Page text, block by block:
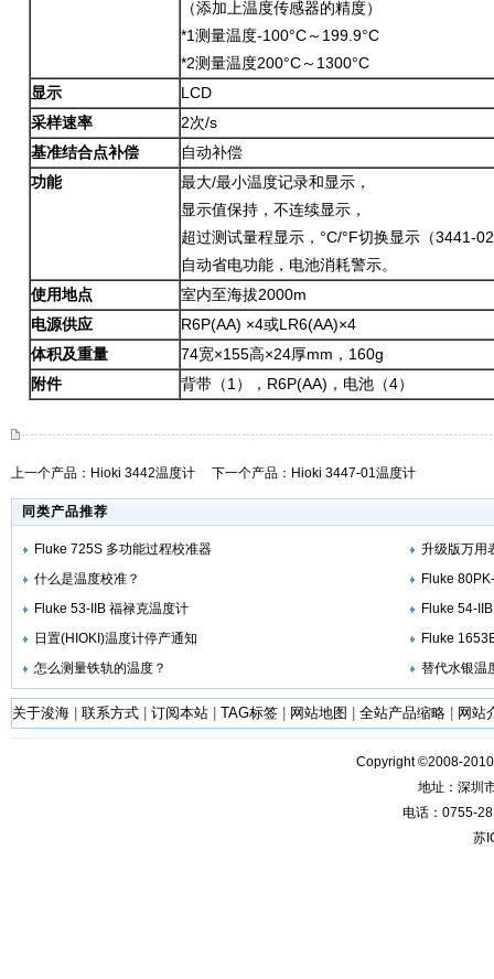
（添加上温度传感器的精度）
*1测量温度-100°C～199.9°C
*2测量温度200°C～1300°C
显示
LCD
采样速率
2次/s
基准结合点补偿
自动补偿
功能
最大/最小温度记录和显示，
显示值保持，不连续显示，
超过测试量程显示，°C/°F切换显示（3441-
自动省电功能，电池消耗警示。
使用地点
室内至海拔2000m
电源供应
R6P(AA) ×4或LR6(AA)×4
体积及重量
74宽×155高×24厚mm，160g
附件
背带（1），R6P(AA)，电池（4）
上一个产品： Hioki 3442温度计 下一个产品： Hioki 3447-01温度计
同类产品推荐
Fluke 725S 多功能过程校准器
升级版万用
什么是温度校准？
Fluke
Fluke 53-IIB 福禄克温度计
Fluke 54-
日置(HIOKI)温度计停产通知
Fluke
怎么测量铁轨的温度？
替代水银
关于浚海 联系方式 订阅本站 TAG标签 网站地图 全站产品缩略 网站
Copyright ©2008-
地址：深圳
电话：0755-
苏